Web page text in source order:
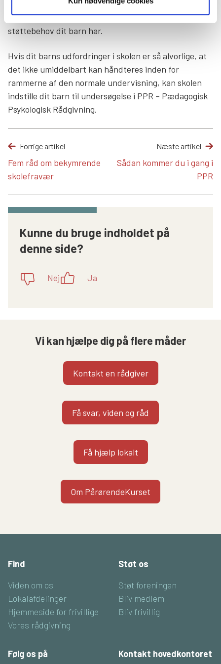
beskrive, hvordan mistrivslen har udviklet sig. Det kan
være med til at give et mere præcist billede af, hvilket
støttebehov dit barn har.
Hvis dit barns udfordringer i skolen er så alvorlige, at
det ikke umiddelbart kan håndteres inden for
rammerne af den normale undervisning, kan skolen
indstille dit barn til undersøgelse i PPR – Pædagogisk
Psykologisk Rådgivning.
Forrige artikel
Fem råd om bekymrende
skolefravær
Næste artikel
Sådan kommer du i gang i
PPR
Kunne du bruge indholdet på
denne side?
Nej Ja
Vi kan hjælpe dig på flere måder
Kontakt en rådgiver
Få svar, viden og råd
Få hjælp lokalt
Om PårørendeKurset
Find
Viden om os
Lokalafdelinger
Hjemmeside for frivillige
Vores rådgivning
Støt os
Støt foreningen
Bliv medlem
Bliv frivillig
Følg os på Kontakt hovedkontoret